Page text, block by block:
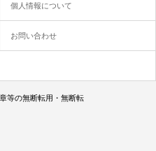
個人情報について
お問い合わせ
等の無断転用・無断転